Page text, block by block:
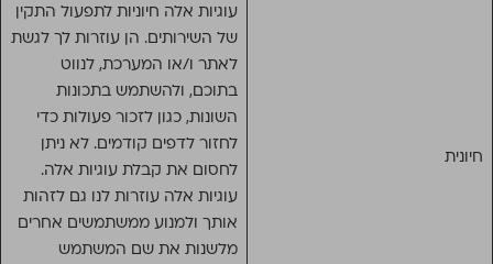
חיונית
עוגיות אלה חיוניות לתפעול התקין
של השירותים. הן עוזרות לך לגשת
לאתר ו/או המערכת, לנווט
בתוכם, ולהשתמש בתכונות
השונות, כגון לזכור פעולות כדי
לחזור לדפים קודמים. לא ניתן
לחסום את קבלת עוגיות אלה.
עוגיות אלה עוזרות לנו גם לזהות
אותך ולמנוע ממשתמשים אחרים
מלשנות את שם המשתמש